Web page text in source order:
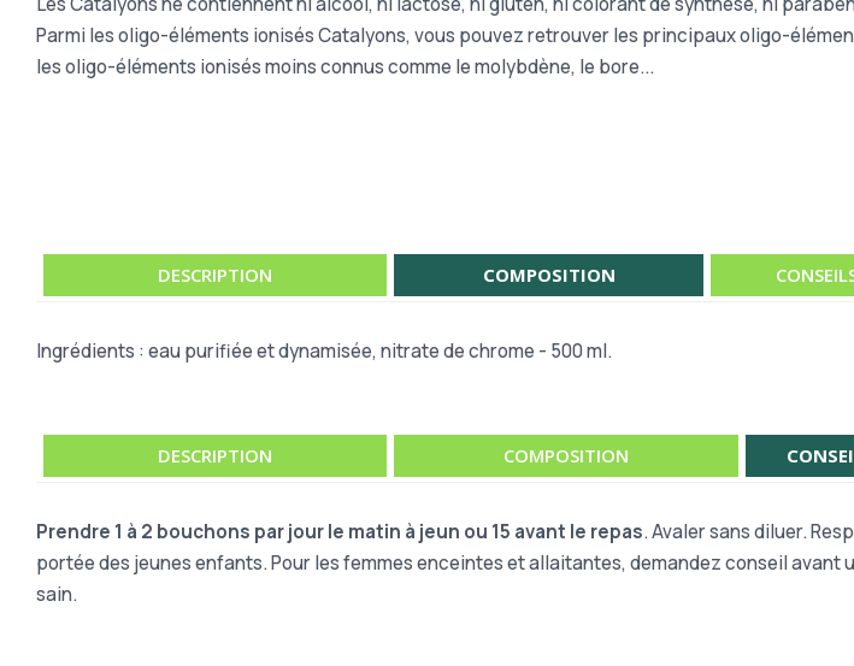
Parmi les oligo-éléments ionisés Catalyons, vous pouvez retrouver les principaux oligo-
les oligo-éléments ionisés moins connus comme le molybdène, le bore...
DESCRIPTION COMPOSITION
Ingrédients : eau purifiée et dynamisée, nitrate de chrome - 500 ml.
DESCRIPTION COMPOSITION
Prendre 1 à 2 bouchons par jour le matin à jeun ou 15 avant le repas. Avaler sans diluer.
portée des jeunes enfants. Pour les femmes enceintes et allaitantes, demandez conseil
sain.